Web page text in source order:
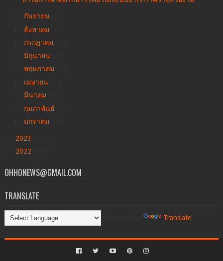
กันยายน
สิงหาคม
กรกฎาคม
มิถุนายน
พฤษภาคม
เมษายน
มีนาคม
กุมภาพันธ์
มกราคม
2023
2022
OHHONEWS@GMAIL.COM
TRANSLATE
Translate